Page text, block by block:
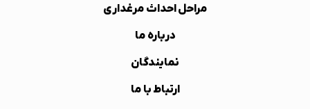
مراحل احداث مرغداری
درباره ما
نمایندگان
ارتباط با ما